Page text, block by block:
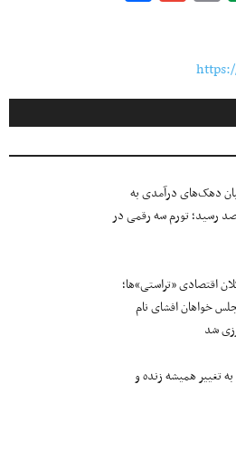
دهک‌های درآمدی به
۱۵ درصد رسید؛ تورم سه رقمی در
اقتصادی «تراستی»ها؛
خواهان افشای نام
شد
به تغییر همیشه زنده و